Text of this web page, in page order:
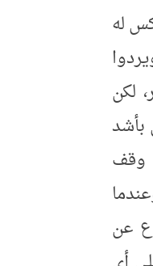
له
لكن
بأشد
وقف
عن